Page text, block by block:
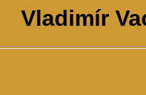
Vladimír